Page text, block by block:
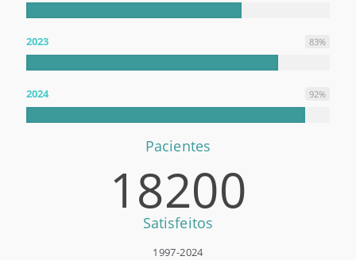
2023 83%
2024 92%
Pacientes
18200
Satisfeitos
1997-2024